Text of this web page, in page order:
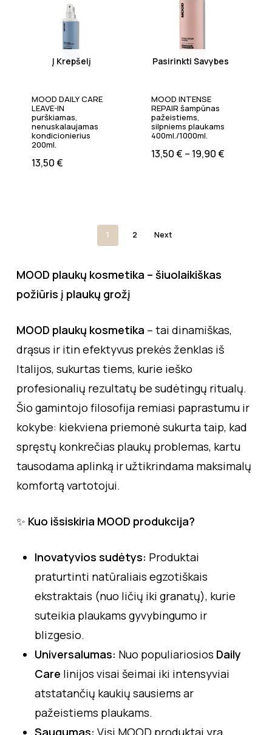
Į Krepšelį
MOOD DAILY CARE
LEAVE-IN
purškiamas,
nenuskalaujamas
kondicionierius
200ml.
13,50€
Pasirinkti Savybes
MOOD INTENSE
REPAIR šampūnas
pažeistiems,
silpniems plaukams
400ml./1000ml.
13,50€ – 19,90€
1 2 Next
MOOD plaukų kosmetika – šiuolaikiškas
požiūris į plaukų grožį
MOOD plaukų kosmetika – tai dinamiškas,
drąsus ir itin efektyvus prekės ženklas iš
Italijos, sukurtas tiems, kurie ieško
profesionalių rezultatų be sudėtingų ritualų.
Šio gamintojo filosofija remiasi paprastumu ir
kokybe: kiekviena priemonė sukurta taip, kad
spręstų konkrečias plaukų problemas, kartu
tausodama aplinką ir užtikrindama maksimalų
komfortą vartotojui.
✨ Kuo išsiskiria MOOD produkcija?
Inovatyvios sudėtys: Produktai
praturtinti natūraliais egzotiškais
ekstraktais (nuo ličių iki granatų), kurie
suteikia plaukams gyvybingumo ir
blizgesio.
Universalumas: Nuo populiariosios Daily
Care linijos visai šeimai iki intensyviai
atstatančių kaukių sausiems ar
pažeistiems plaukams.
Saugumas: Visi MOOD produktai yra